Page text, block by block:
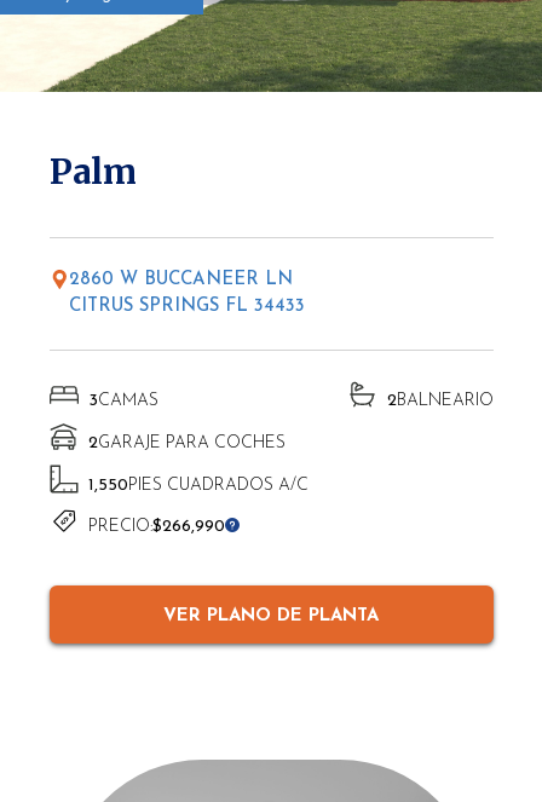
Palm
2860 W BUCCANEER LN
CITRUS SPRINGS FL 34433
3CAMAS 2BALNEARIO
2GARAJE PARA COCHES
1,550 PIES CUADRADOS A/C
PRECIO:$266,990
VER PLANO DE PLANTA
* Las altitudes pueden variar según la ubicación.